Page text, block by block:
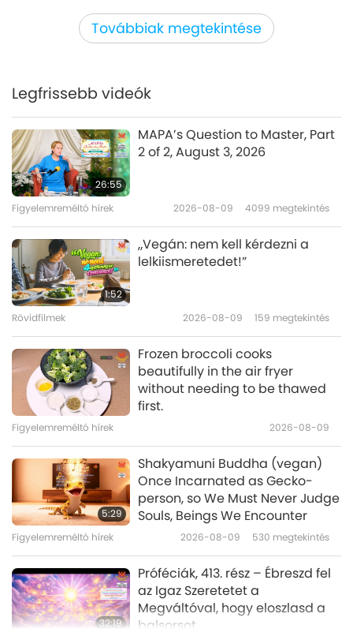
Továbbiak megtekintése
2026-03-13 3101
20:12
Menciusz (vegán) konfuciánus
filozófus által, 1/2 rész
18:41
Istenről és Artúr királyról:
Válogatás a Tisztelt
19:51
Az igazság tanulása: válogatás
Sanai (vegetáriánus) ’Az
igazság zárt kertje’ című
megtekintés
19:55
Tisztelet és Szeretet Isten iránt: a
judaizmusból – a Talmud, 1/2
rész
3420
Legfrissebb videók
26:55
MAPA’s Question to Master, Part
2 of 2, August 3, 2026
Figyelemreméltó hírek 2026-08-09 4099 megtekintés
1:52
„Vegán: nem kell kérdezni a
lelkiismeretedet!”
Rövidfilmek 2026-08-09 159 megtekintés
Frozen broccoli cooks
beautifully in the air fryer
without needing to be thawed
first.
Figyelemreméltó hírek 2026-08-09
5:29
Shakyamuni Buddha (vegan)
Once Incarnated as Gecko-
person, so We Must Never Judge
Souls, Beings We Encounter
Figyelemreméltó hírek 2026-08-09 530 megtekintés
32:19
Próféciák, 413. rész – Ébreszd fel
az Igaz Szeretetet a
Megváltóval, hogy eloszlasd a
balsorsot